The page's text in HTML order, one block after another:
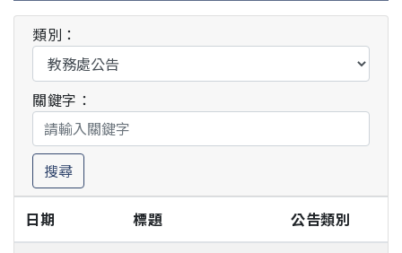
類別：
關鍵字：
搜尋
日期 標題 公告類別